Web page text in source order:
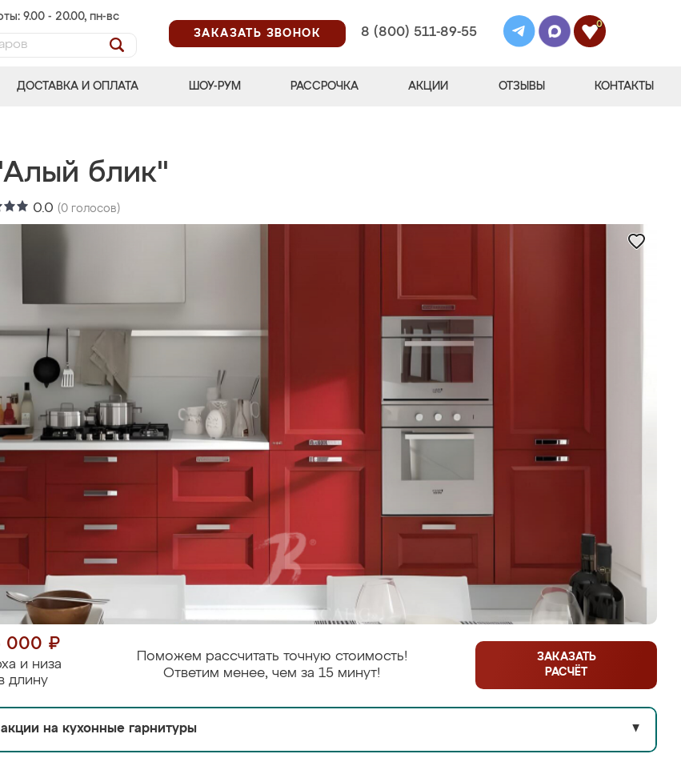
9.00 - 20.00, пн-вс
ЗАКАЗАТЬ ЗВОНОК
8 (800) 511-89-55
0
ДОСТАВКА И ОПЛАТА ШОУ-РУМ РАССРОЧКА АКЦИИ ОТЗЫВЫ КОНТАКТЫ
блик"
0.0 (0 голосов)
000 ₽
и низа
длину
Поможем рассчитать точную стоимость!
Ответим менее, чем за 15 минут!
ЗАКАЗАТЬ
РАСЧЁТ
акции на кухонные гарнитуры ▼